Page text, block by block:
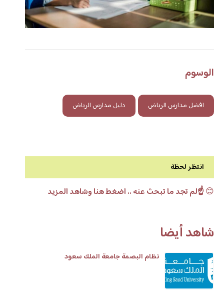
الوسوم
افضل مدارس الرياض دليل مدارس الرياض
انتظر لحظة
😊☝️لم تجد ما تبحث عنه .. اضغط هنا وشاهد المزيد
شاهد أيضا
نظام البصمة جامعة الملك سعود